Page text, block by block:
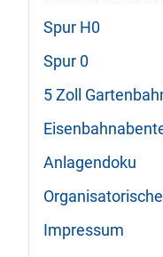
Spur H0
Spur 0
5 Zoll
Anlagendoku
Impressum